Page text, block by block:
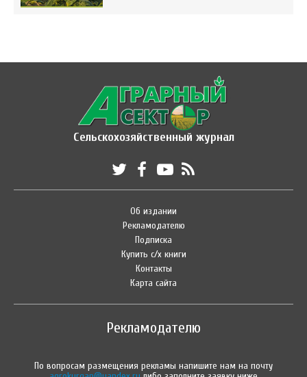
Сельскохозяйственный журнал
Об издании
Рекламодателю
Подписка
Купить с/х книги
Контакты
Карта сайта
Рекламодателю
По вопросам размещения рекламы напишите нам на почту